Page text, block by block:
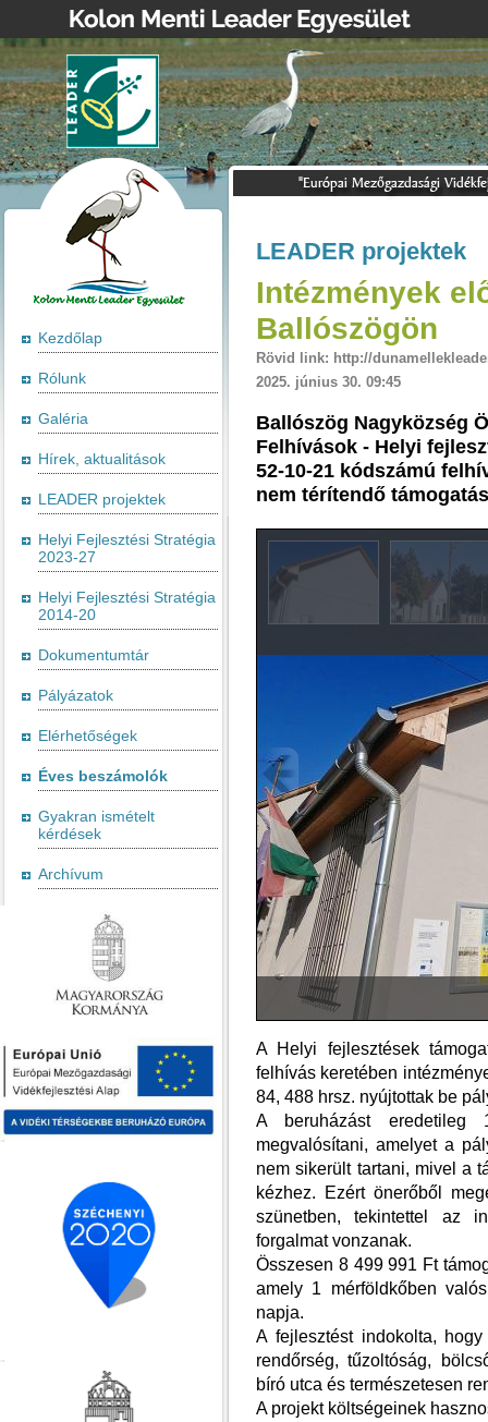
Kezdőlap
Rólunk
Galéria
Hírek, aktualitások
LEADER projektek
Helyi Fejlesztési Stratégia
2023-27
Helyi Fejlesztési Stratégia
2014-20
Dokumentumtár
Pályázatok
Elérhetőségek
Éves beszámolók
Gyakran ismételt
kérdések
Archívum
LEADER projektek
Intézmények
Ballószögön
Rövid link: http://
2025. június 30. 09:45
Ballószög Nagyközség
Felhívások - Helyi
52-10-21 kódszámú
nem térítendő
A Helyi fejlesztések
felhívás keretében
84, 488 hrsz. nyújtottak be
A beruházást eredetileg
megvalósítani, amelyet a
nem sikerült tartani, mivel a
kézhez. Ezért önerőből
szünetben, tekintettel az
forgalmat vonzanak.
Összesen 8 499 991 Ft
amely 1 mérföldkőben
napja.
A fejlesztést indokolta,
rendőrség, tűzoltóság,
bíró utca és természetesen
A projekt költségeinek